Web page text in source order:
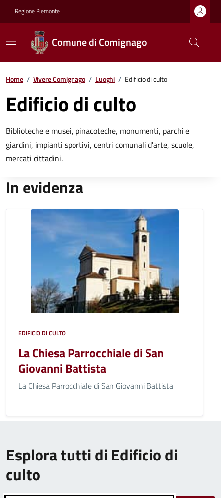
Regione Piemonte
Comune di Comignago
Home / Vivere Comignago / Luoghi / Edificio di culto
Edificio di culto
Biblioteche e musei, pinacoteche, monumenti, parchi e
giardini, impianti sportivi, centri comunali d'arte, scuole,
mercati cittadini.
In evidenza
EDIFICIO DI CULTO
La Chiesa Parrocchiale di San
Giovanni Battista
La Chiesa Parrocchiale di San Giovanni Battista
Esplora tutti di Edificio di
culto